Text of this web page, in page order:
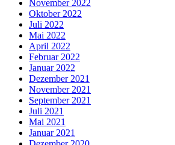
November 2022
Oktober 2022
Juli 2022
Mai 2022
April 2022
Februar 2022
Januar 2022
Dezember 2021
November 2021
September 2021
Juli 2021
Mai 2021
Januar 2021